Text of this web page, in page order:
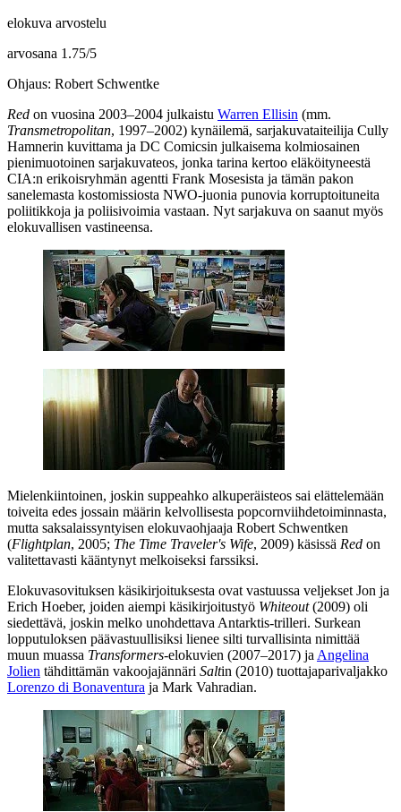
elokuva arvostelu
arvosana 1.75/5
Ohjaus: Robert Schwentke
Red on vuosina 2003–2004 julkaistu Warren Ellisin (mm.
Transmetropolitan, 1997–2002) kynäilemä, sarjakuvataiteilija Cully
Hamnerin kuvittama ja DC Comicsin julkaisema kolmiosainen
pienimuotoinen sarjakuvateos, jonka tarina kertoo eläköityneestä
CIA:n erikoisryhmän agentti Frank Mosesista ja tämän pakon
sanelemasta kostomissiosta NWO‑juonia punovia korruptoituneita
poliitikkoja ja poliisivoimia vastaan. Nyt sarjakuva on saanut myös
elokuvallisen vastineensa.
Mielenkiintoinen, joskin suppeahko alkuperäisteos sai elättelemään
toiveita edes jossain määrin kelvollisesta popcornviihdetoiminnasta,
mutta saksalaissyntyisen elokuvaohjaaja Robert Schwentken
(Flightplan, 2005; The Time Traveler's Wife, 2009) käsissä Red on
valitettavasti kääntynyt melkoiseksi farssiksi.
Elokuvasovituksen käsikirjoituksesta ovat vastuussa veljekset Jon ja
Erich Hoeber, joiden aiempi käsikirjoitustyö Whiteout(2009) oli
siedettävä, joskin melko unohdettava Antarktis-trilleri. Surkean
lopputuloksen päävastuullisiksi lienee silti turvallisinta nimittää
muun muassa Transformers-elokuvien (2007–2017) ja Angelina
Jolien tähdittämän vakoojajännäri Saltin (2010) tuottajaparivaljakko
Lorenzo di Bonaventura ja Mark Vahradian.